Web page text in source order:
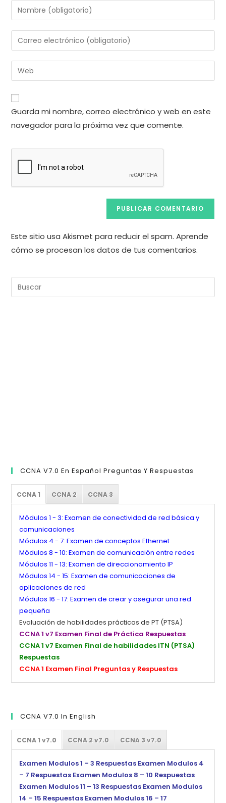
Introduce
tu
nombre
de
usuario
para
comentar
Introduce
tu
dirección
de
electrónico
para
comentar
Introduce
la
URL
de
tu
web
Guarda mi nombre, correo electrónico y web en este
navegador para la próxima vez que comente.
Este sitio usa Akismet para reducir el spam.Aprende
cómo se procesan los datos de tus comentarios.
CCNA V7.0 En Español Preguntas Y Respuestas
CCNA 1 CCNA 2 CCNA 3
Módulos 1 - 3: Examen de conectividad de red básica y
comunicaciones
Módulos 4 - 7: Examen de conceptos Ethernet
Módulos 8 - 10: Examen de comunicación entre redes
Módulos 11 - 13: Examen de direccionamiento IP
Módulos 14 - 15: Examen de comunicaciones de
aplicaciones de red
Módulos 16 - 17: Examen de crear y asegurar una red
pequeña
Evaluación de habilidades prácticas de PT (PTSA)
CCNA 1 v7 Examen Final de Práctica Respuestas
CCNA 1 v7 Examen Final de habilidades ITN (PTSA)
Respuestas
CCNA 1 Examen Final Preguntas y Respuestas
CCNA V7.0 In English
CCNA 1 v7.0 CCNA 2 v7.0 CCNA 3 v7.0
Examen Modulos 1 – 3 Respuestas Examen Modulos 4
– 7 Respuestas Examen Modulos 8 – 10 Respuestas
Examen Modulos 11 – 13 Respuestas Examen Modulos
14 – 15 Respuestas Examen Modulos 16 – 17